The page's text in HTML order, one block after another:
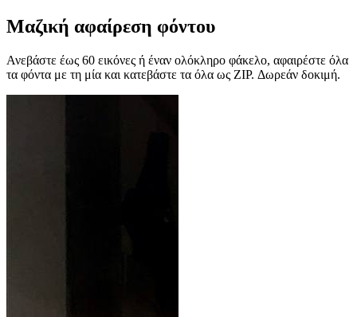
Μαζική αφαίρεση φόντου
Ανεβάστε έως 60 εικόνες ή έναν ολόκληρο φάκελο, αφαιρέστε όλα
τα φόντα με τη μία και κατεβάστε τα όλα ως ZIP. Δωρεάν δοκιμή.